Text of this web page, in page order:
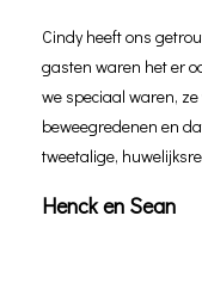
Cindy heeft ons
gasten waren het er
we speciaal waren,
beweegredenen en
tweetalige,
Henck en Sean